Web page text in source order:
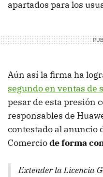
apartados para los
Aún así la firma ha
segundo en ventas de
pesar de esta presión
responsables de
contestado al anuncio
Comerciode forma
Extender la Licencia